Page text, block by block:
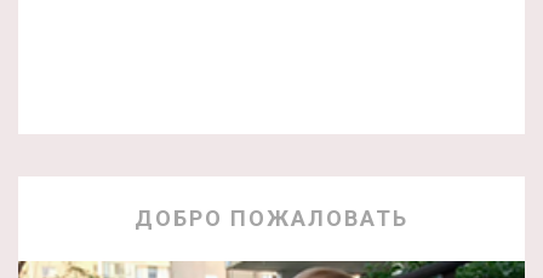
ДОБРО ПОЖАЛОВАТЬ